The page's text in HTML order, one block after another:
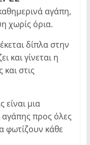
αγάπη,
χωρίς όρια.
δίπλα στην
και γίνεται η
στις
μια
προς όλες
φωτίζουν κάθε